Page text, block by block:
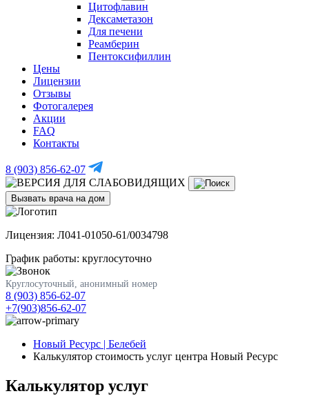
Цитофлавин
Дексаметазон
Для печени
Реамберин
Пентоксифиллин
Цены
Лицензии
Отзывы
Фотогалерея
Акции
FAQ
Контакты
8 (903) 856-62-07
Вызвать врача на дом
Лицензия: Л041-01050-61/0034798
График работы: круглосуточно
Круглосуточный, анонимный номер
8 (903) 856-62-07
+7(903)856-62-07
Новый Ресурс | Белебей
Калькулятор стоимость услуг центра Новый Ресурс
Калькулятор услуг